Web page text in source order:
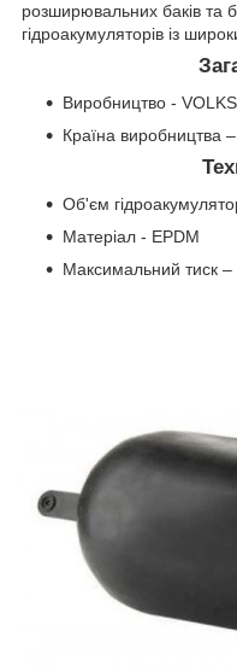
розширювальних баків та
гідроакумуляторів із
Виробництво - VOLKS
Країна виробництва
Об'єм
Матеріал - EPDM
Максимальний тиск